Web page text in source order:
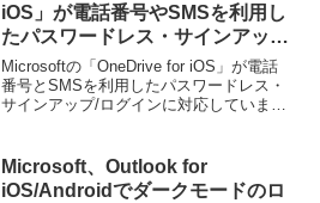
iOS」が電話番号やSMSを利用し
たパスワードレス・サインアッ
プ/ログインに対応。
Microsoftの「OneDrive for iOS」が電話
番号とSMSを利用したパスワードレス・
サインアップ/ログインに対応していま
Microsoft、Outlook for
iOS/Androidでダークモードのロ